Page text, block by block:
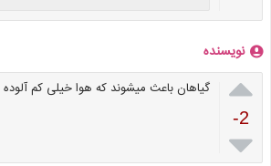
نویسنده

-2

گیاهان باعث میشوند که هوا خیلی کم